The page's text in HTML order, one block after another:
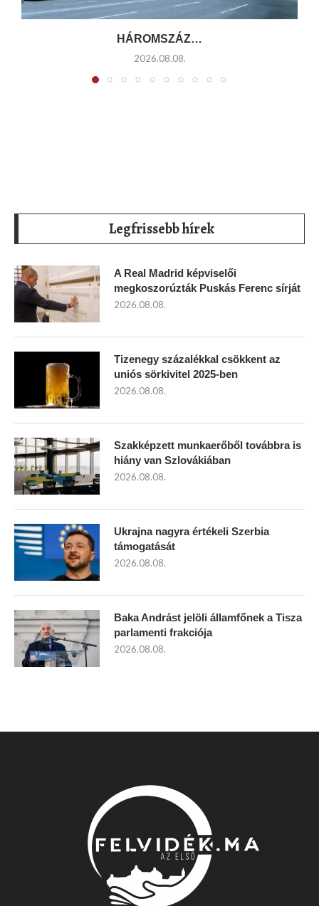
HÁROMSZÁZ…
2026.08.08.
Legfrissebb hírek
A Real Madrid képviselői
megkoszorúzták Puskás Ferenc sírját
2026.08.08.
Tizenegy százalékkal csökkent az
uniós sörkivitel 2025-ben
2026.08.08.
Szakképzett munkaerőből továbbra is
hiány van Szlovákiában
2026.08.08.
Ukrajna nagyra értékeli Szerbia
támogatását
2026.08.08.
Baka Andrást jelöli államfőnek a Tisza
parlamenti frakciója
2026.08.08.